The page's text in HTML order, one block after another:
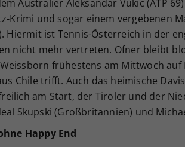
Australier Aleksandar Vukic (ATP
Krimi und sogar einem vergebenen
Hiermit ist Tennis-Österreich in der
nicht mehr vertreten. Ofner bleibt
frühestens am Mittwoch
Chile trifft. Auch das heimische
am Start, der Tiroler und der
Skupski (Großbritannien) und
Happy End